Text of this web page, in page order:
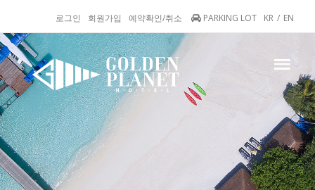
로그인 회원가입 예약확인/취소 PARKING LOT KR / EN